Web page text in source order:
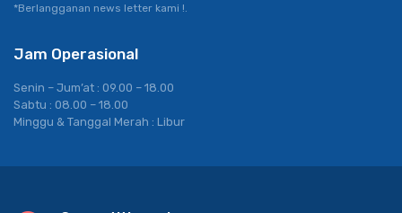
*Berlangganan news letter kami !.
Jam Operasional
Senin – Jum’at : 09.00 – 18.00
Sabtu : 08.00 – 18.00
Minggu & Tanggal Merah : Libur